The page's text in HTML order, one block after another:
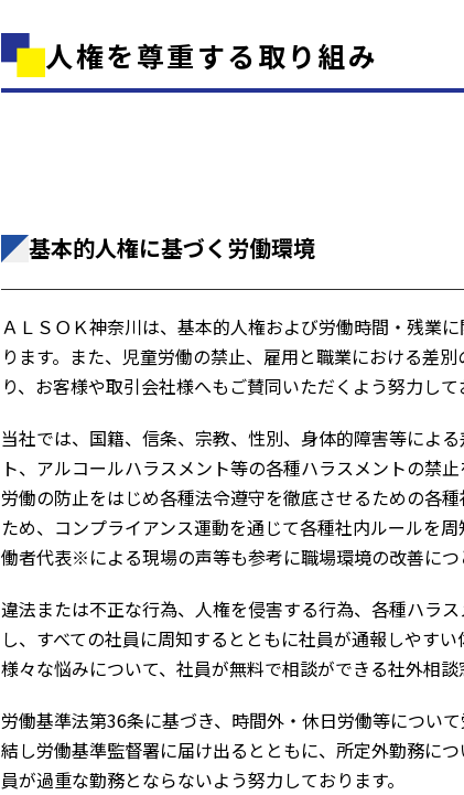
人権を尊重する取り組み
基本的人権に基づく労働環境
ＡＬＳＯＫ神奈川は、基本的人権および労働時間・残業
ります。また、児童労働の禁止、雇用と職業における差
り、お客様や取引会社様へもご賛同いただくよう努力して
当社では、国籍、信条、宗教、性別、身体的障害等によ
ト、アルコールハラスメント等の各種ハラスメントの禁
労働の防止をはじめ各種法令遵守を徹底させるための各
ため、コンプライアンス運動を通じて各種社内ルールを
働者代表※による現場の声等も参考に職場環境の改善につ
違法または不正な行為、人権を侵害する行為、各種ハラ
し、すべての社員に周知するとともに社員が通報しやす
様々な悩みについて、社員が無料で相談ができる社外相談
労働基準法第36条に基づき、時間外・休日労働等につい
結し労働基準監督署に届け出るとともに、所定外勤務に
員が過重な勤務とならないよう努力しております。